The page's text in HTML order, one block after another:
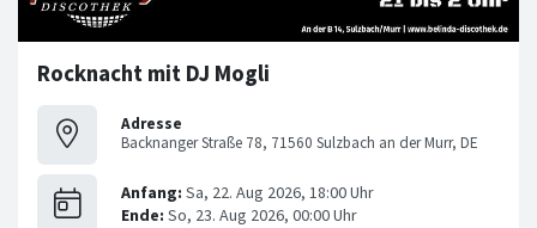
Rocknacht mit DJ Mogli
Adresse
Backnanger Straße 78, 71560 Sulzbach an der Murr, DE